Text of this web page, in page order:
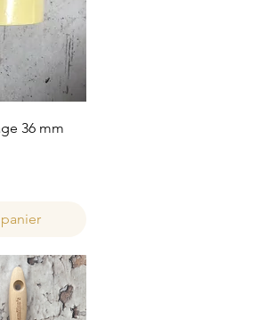
36 mm